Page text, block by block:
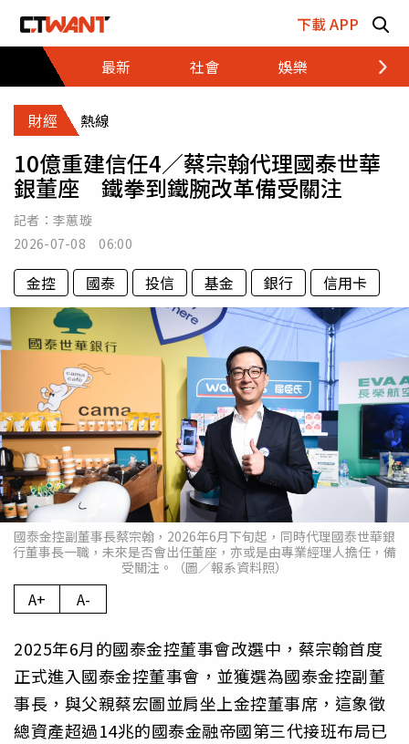
下載 APP
最新
社會 娛樂 財經
財經 熱線
10億重建信任4／蔡宗翰代理國泰世華
銀董座 鐵拳到鐵腕改革備受關注
記者： 李蕙璇
2026-07-08 06:00
金控 國泰 投信 基金 銀行 信用卡
國泰金控副董事長蔡宗翰，2026年6月下旬起，同時代理國泰世華銀
行董事長一職，未來是否會出任董座，亦或是由專業經理人擔任，備
受關注。（圖／報系資料照）
A+ A-
2025年6月的國泰金控董事會改選中，蔡宗翰首度
正式進入國泰金控董事會，並獲選為國泰金控副董
事長，與父親蔡宏圖並肩坐上金控董事席，這象徵
總資產超過14兆的國泰金融帝國第三代接班布局已